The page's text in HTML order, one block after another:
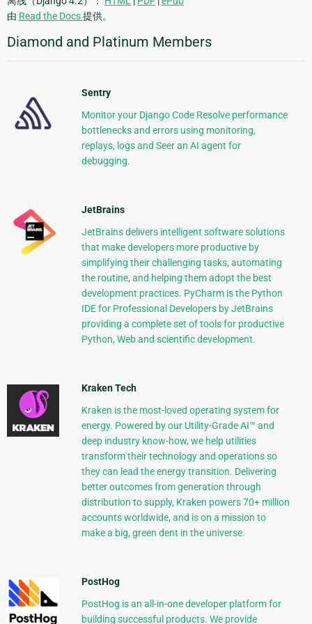
由 Read the Docs提供。
Diamond and Platinum Members
Sentry
Monitor your Django Code Resolve performance
bottlenecks and errors using monitoring,
replays, logs and Seer an AI agent for
debugging.
JetBrains
JetBrains delivers intelligent software solutions
that make developers more productive by
simplifying their challenging tasks, automating
the routine, and helping them adopt the best
development practices. PyCharm is the Python
IDE for Professional Developers by JetBrains
providing a complete set of tools for productive
Python, Web and scientific development.
Kraken Tech
Kraken is the most-loved operating system for
energy. Powered by our Utility-Grade AI™ and
deep industry know-how, we help utilities
transform their technology and operations so
they can lead the energy transition. Delivering
better outcomes from generation through
distribution to supply, Kraken powers 70+ million
accounts worldwide, and is on a mission to
make a big, green dent in the universe.
PostHog
PostHog is an all-in-one developer platform for
building successful products. We provide